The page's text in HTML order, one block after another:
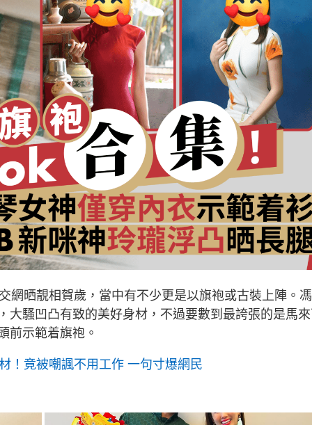
網晒靚相賀歲，當中有不少更是以旗袍或古裝上陣。
大騷凹凸有致的美好身材，不過要數到最誇張的是馬
前示範着旗袍。
！竟被嘲諷不用工作 一句寸爆網民